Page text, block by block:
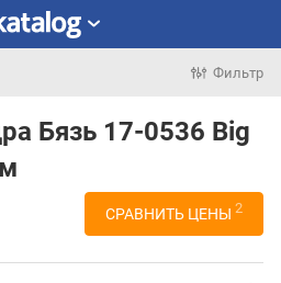
Фильтр
Бязь 17-0536 Big
СРАВНИТЬ ЦЕНЫ 2